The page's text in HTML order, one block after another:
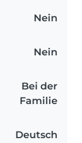
Nein
Nein
Bei der
Familie
Deutsch